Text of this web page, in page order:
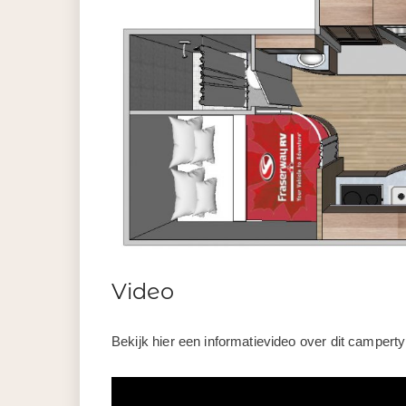
Video
Bekijk hier een informatievideo over dit